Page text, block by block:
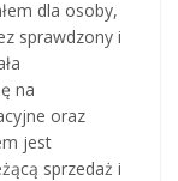
dla osoby,
sprawdzony i
na
oraz
jest
sprzedaż i